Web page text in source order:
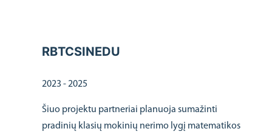
RBTCSINEDU
2023 - 2025
Šiuo projektu partneriai planuoja sumažinti
pradinių klasių mokinių nerimo lygį matematikos